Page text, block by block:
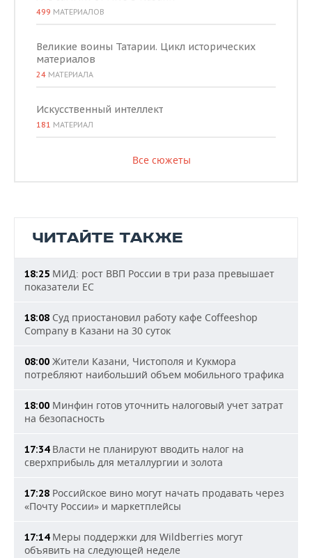
499 МАТЕРИАЛОВ
Великие воины Татарии. Цикл исторических
материалов
24 МАТЕРИАЛА
Искусственный интеллект
181 МАТЕРИАЛ
Все сюжеты
ЧИТАЙТЕ ТАКЖЕ
18:25 МИД: рост ВВП России в три раза превышает
показатели ЕС
18:08 Суд приостановил работу кафе Coffeeshop
Company в Казани на 30 суток
08:00 Жители Казани, Чистополя и Кукмора
потребляют наибольший объем мобильного трафика
18:00 Минфин готов уточнить налоговый учет затрат
на безопасность
17:34Власти не планируют вводить налог на
сверхприбыль для металлургии и золота
17:28 Российское вино могут начать продавать через
«Почту России» и маркетплейсы
17:14Меры поддержки для Wildberries могут
объявить на следующей неделе